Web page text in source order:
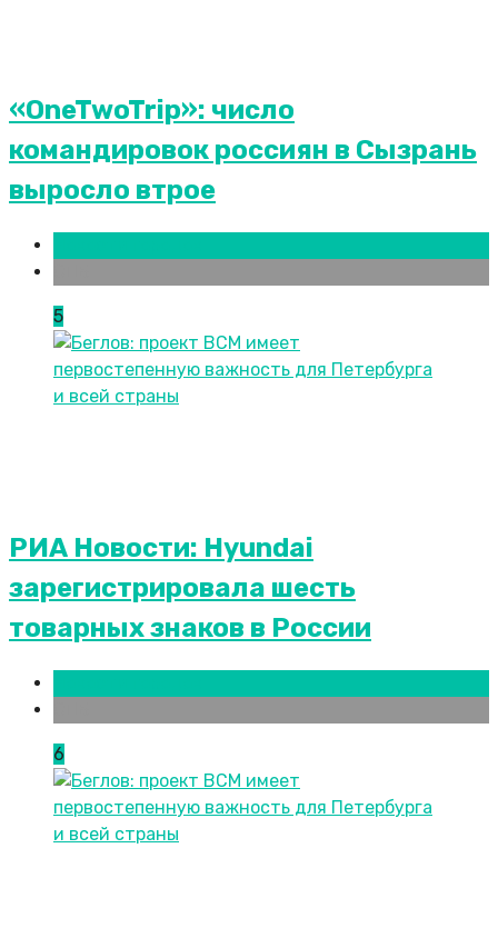
«OneTwoTrip»: число
командировок россиян в Сызрань
выросло втрое
5
РИА Новости: Hyundai
зарегистрировала шесть
товарных знаков в России
6